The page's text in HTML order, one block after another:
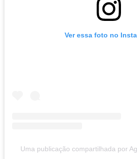
Ver essa foto no
Uma publicação compartilhada por